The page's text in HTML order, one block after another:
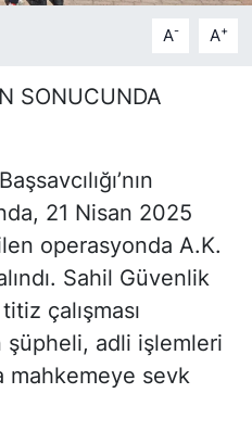
A- A+
SONUCUNDA
21 Nisan 2025
operasyonda A.K.
Sahil Güvenlik
çalışması
şüpheli, adli işlemleri
mahkemeye sevk